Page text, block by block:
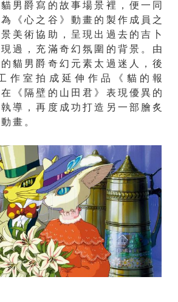
男爵寫的故事場景裡，便一同
《心之谷》動畫的製作成員之
美術協助，呈現出過去的吉卜
過，充滿奇幻氛圍的背景。由
貓男爵奇幻元素太過迷人，後
作室拍成延伸作品《貓的報
《隔壁的山田君》表現優異的
導，再度成功打造另一部膾炙
畫。